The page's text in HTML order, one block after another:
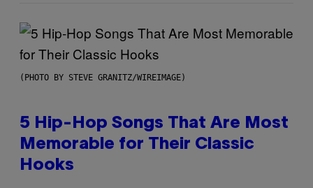
(PHOTO BY STEVE GRANITZ/WIREIMAGE)
5 Hip-Hop Songs That Are Most
Memorable for Their Classic
Hooks